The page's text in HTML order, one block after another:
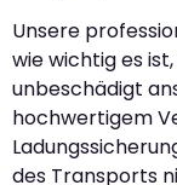
Unsere
wie wichtig es
unbeschädigt
hochwertigem
des Transports